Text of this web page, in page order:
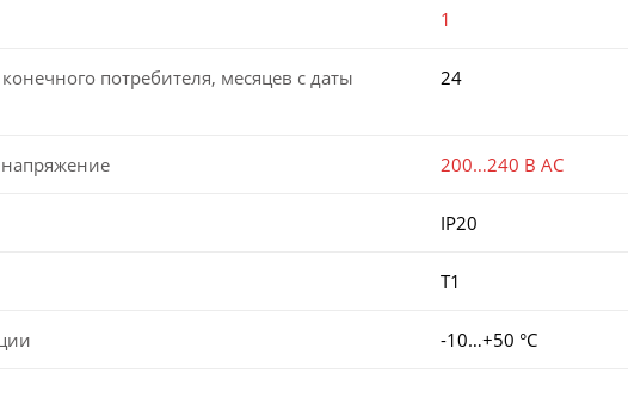
1
потребителя, месяцев с даты
24
200…240 В AC
IP20
Т1
-10…+50 °С